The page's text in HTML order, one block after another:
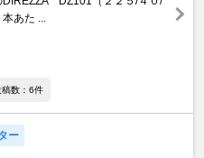
あた ...
数：6件
ー